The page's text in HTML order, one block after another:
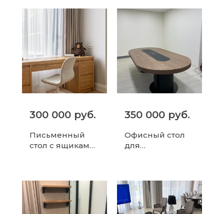
300 000 руб.
Письменный
стол с ящиками
350 000 руб.
Офисный стол
для